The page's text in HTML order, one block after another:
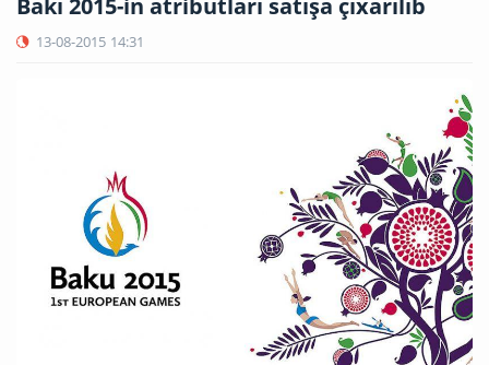
13-08-2015 14:31